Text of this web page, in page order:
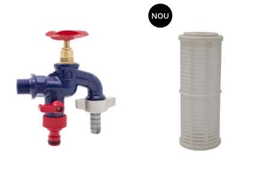
Panouri fotovoltaice
Produse Amenajare Baie
Seturi de Dus
Baterii sanitare
Rigole baie: Rigola de scurgere
pentru dus
Vase wc, capace si rezervoare
NOU